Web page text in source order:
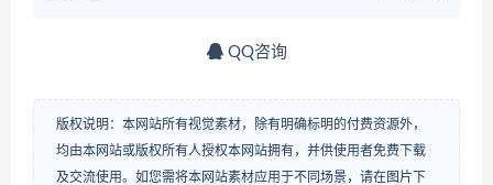
QQ咨询
版权说明：本网站所有视觉素材，除有明确标明的付费资源外，
均由本网站或版权所有人授权本网站拥有，并供使用者免费下载
及交流使用。如您需将本网站素材应用于不同场景，请在图片下